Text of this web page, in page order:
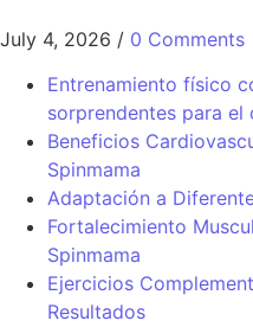
July 4, 2026 / 0 Comments
Entrenamiento físico
sorprendentes para el
Beneficios
Spinmama
Adaptación a
Fortalecimiento
Spinmama
Ejercicios
Resultados